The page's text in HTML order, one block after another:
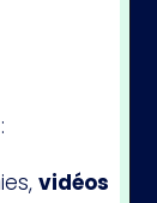
vidéos